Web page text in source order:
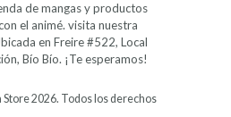
de mangas y productos
el animé. visita nuestra
en Freire #522, Local
Bío Bío. ¡Te esperamos!
Store 2026. Todos los derechos